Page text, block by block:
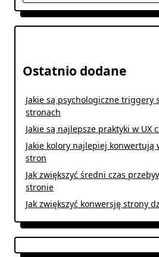
Ostatnio dodane
Jakie są psychologiczne triggery
stronach
Jakie są najlepsze praktyki w UX
Jakie kolory najlepiej konwertują
stron
Jak zwiększyć średni czas
stronie
Jak zwiększyć konwersję strony